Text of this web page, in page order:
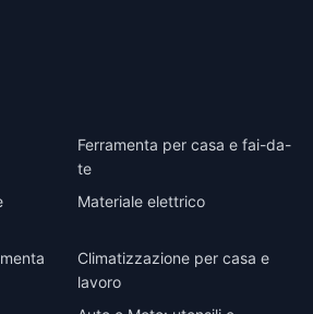
Ferramenta per casa e fai-da-
te
Materiale elettrico
Climatizzazione per casa e
lavoro